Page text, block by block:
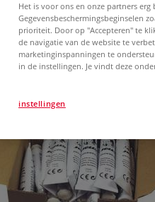
Het is voor ons en onze partners
Gegevensbeschermingsbeginselen
prioriteit. Door op "Accepteren" te
de navigatie van de website te
marketinginspanningen te
in de instellingen. Je vindt deze
instellingen